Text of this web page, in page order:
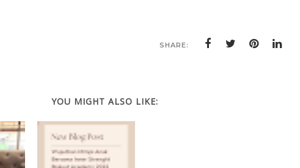
SHARE:
YOU MIGHT ALSO LIKE: